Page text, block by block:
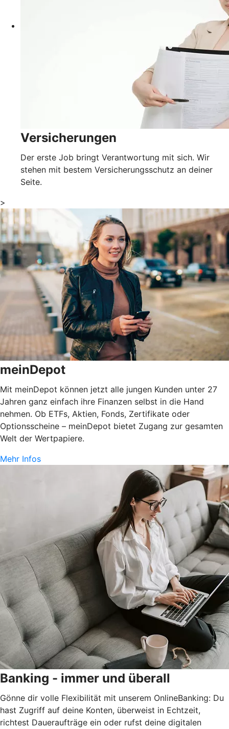
Versicherungen
Der erste Job bringt Verantwortung mit sich. Wir
stehen mit bestem Versicherungsschutz an deiner
Seite.
>
meinDepot
Mit meinDepot können jetzt alle jungen Kunden unter 27
Jahren ganz einfach ihre Finanzen selbst in die Hand
nehmen. Ob ETFs, Aktien, Fonds, Zertifikate oder
Optionsscheine – meinDepot bietet Zugang zur gesamten
Welt der Wertpapiere.
Mehr Infos
Banking - immer und überall
Gönne dir volle Flexibilität mit unserem OnlineBanking: Du
hast Zugriff auf deine Konten, überweist in Echtzeit,
richtest Daueraufträge ein oder rufst deine digitalen